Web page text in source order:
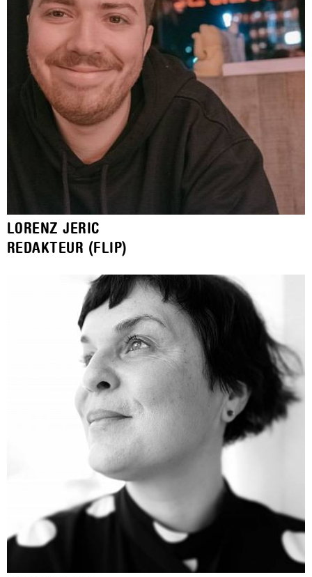
LORENZ JERIC
REDAKTEUR (FLIP)